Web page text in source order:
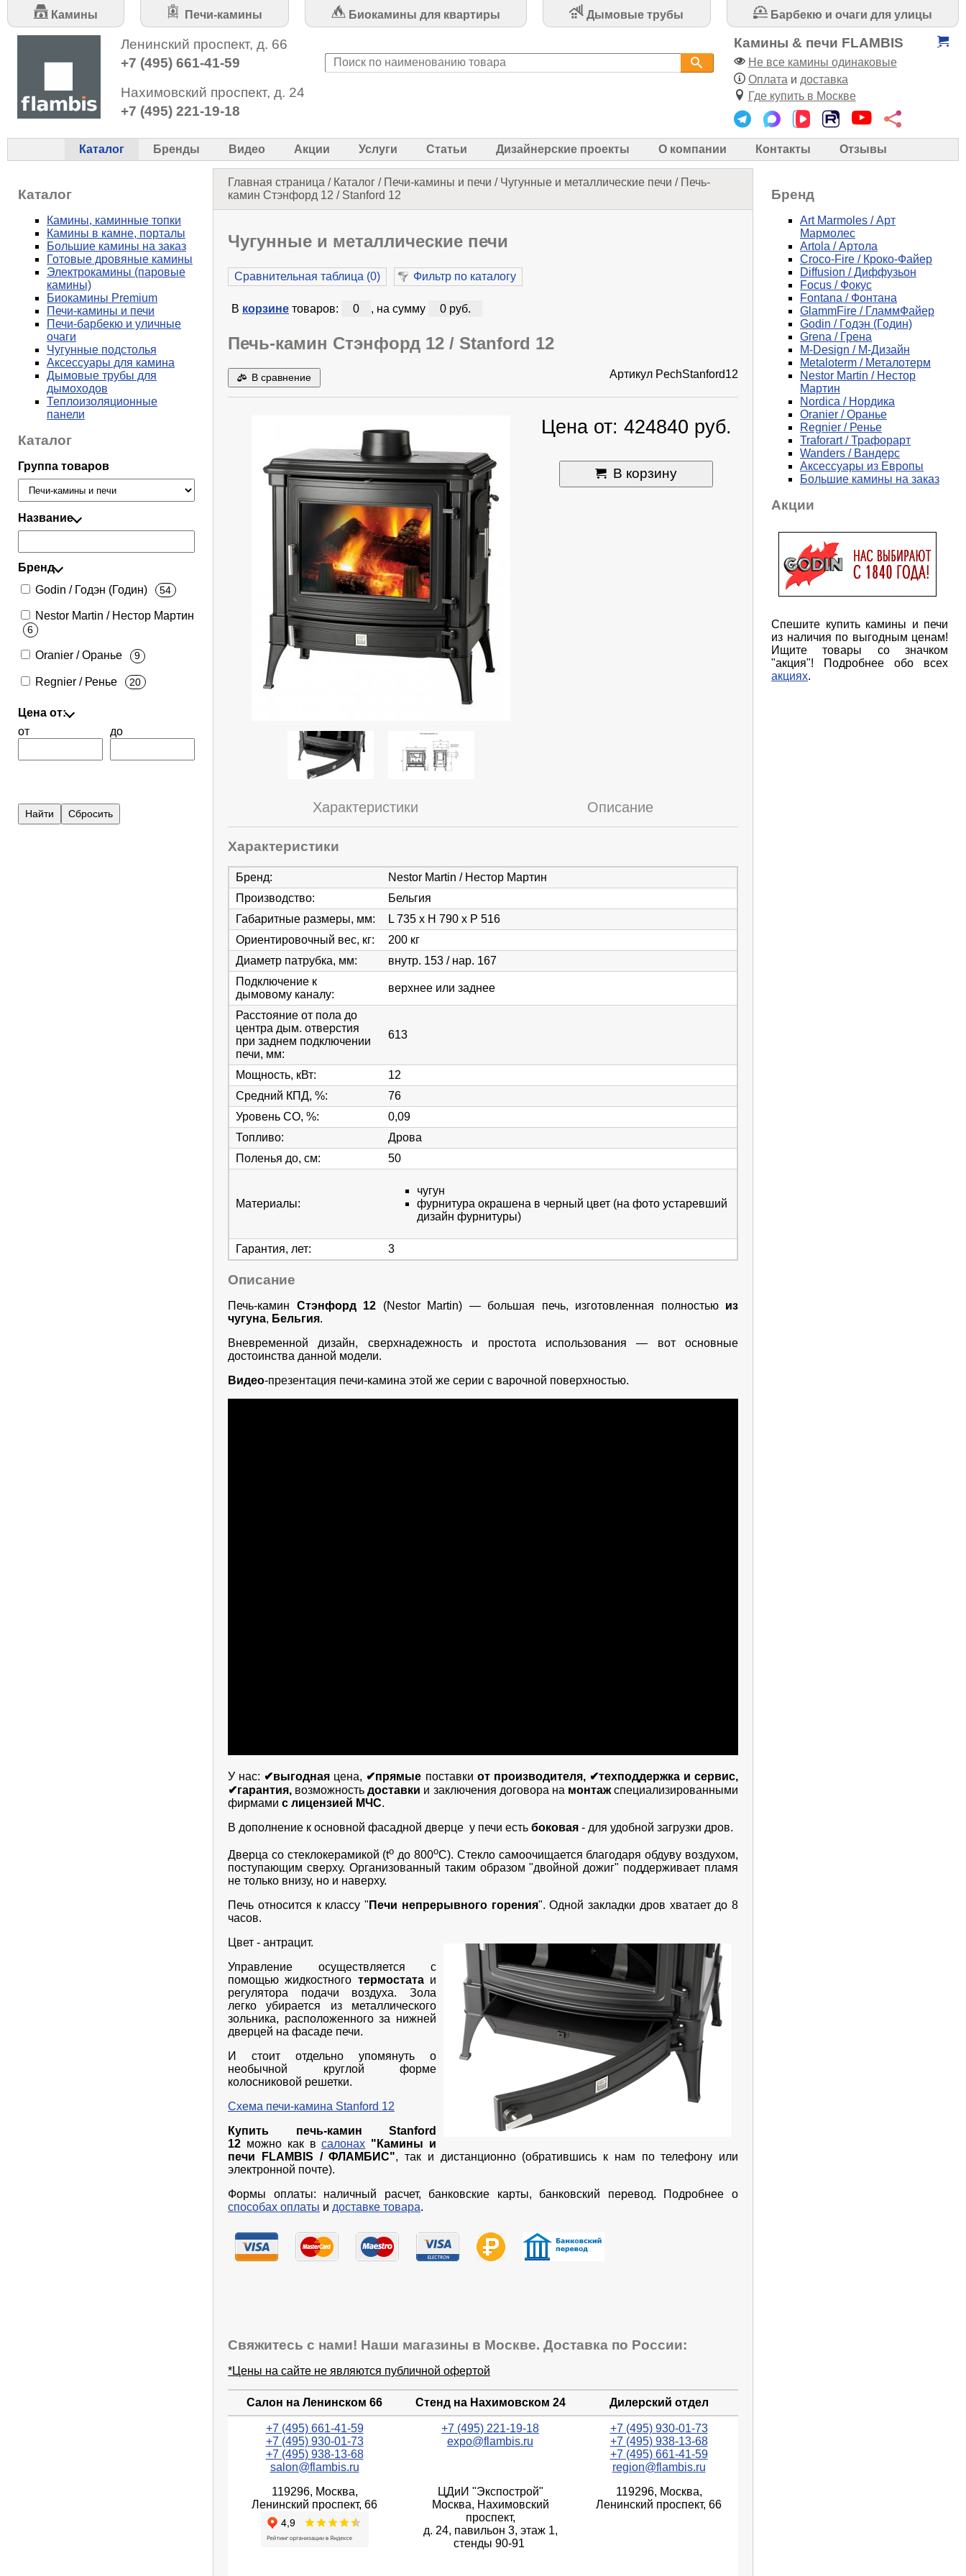
Камины Печи-камины Биокамины для квартиры Дымовые трубы Барбекю и очаги для улицы
Ленинский проспект, д. 66
+7 (495) 661-41-59
Нахимовский проспект, д. 24
+7 (495) 221-19-18
Камины & печи FLAMBIS
Не все камины одинаковые
Оплата и доставка
Где купить в Москве
Каталог Бренды Видео Акции Услуги Статьи Дизайнерские проекты О компании Контакты Отзывы
Главная страница / Каталог / Печи-камины и печи / Чугунные и металлические печи / Печь-
камин Стэнфорд 12 / Stanford 12
Чугунные и металлические печи
Сравнительная таблица (0) Фильтр по каталогу
В корзинетоваров: 0 , на сумму 0 руб.
Печь-камин Стэнфорд 12 / Stanford 12
В сравнение Артикул PechStanford12
Цена от: 424840 руб.
В корзину
Характеристики Описание
Характеристики
Бренд:
Nestor Martin / Нестор Мартин
Производство:
Бельгия
Габаритные размеры, мм:
L 735 x H 790 x P 516
Ориентировочный вес, кг:
200 кг
Диаметр патрубка, мм:
внутр. 153 / нар. 167
Подключение к
дымовому каналу:
верхнее или заднее
Расстояние от пола до
центра дым. отверстия
при заднем подключении
печи, мм:
613
Мощность, кВт:
12
Средний КПД, %:
76
Уровень СО, %:
0,09
Топливо:
Дрова
Поленья до, см: 50
Материалы:
чугун
фурнитура окрашена в черный цвет (на фото устаревший
дизайн фурнитуры)
Гарантия, лет: 3
Описание
Печь-камин Стэнфорд 12 (Nestor Martin) —большая печь, изготовленная полностью из
чугуна, Бельгия.
Вневременной дизайн, сверхнадежность и простота использования — вот основные
достоинства данной модели.
Видео-презентация печи-камина этой же серии с варочной поверхностью.
У нас: ✔выгодная цена, ✔прямые поставки от производителя, ✔техподдержка и сервис,
✔гарантия, возможностьдоставки и заключения договора на монтажспециализированными
фирмами с лицензией МЧС.
В дополнение к основной фасадной дверце у печи есть боковая - для удобной загрузки дров.
Дверца со стеклокерамикой (tо до 800оС). Стекло самоочищается благодаря обдуву воздухом,
поступающим сверху. Организованный таким образом "двойной дожиг" поддерживает пламя
не только внизу, но и наверху.
Печь относится к классу " Печи непрерывного горения". Одной закладки дров хватает до 8
часов.
Цвет - антрацит.
Управление осуществляется с
помощью жидкостного термостатаи
регулятора подачи воздуха. Зола
легко убирается из металлического
зольника, расположенного за нижней
дверцей на фасаде печи.
И стоит отдельно упомянуть о
необычной круглой форме
колосниковой решетки.
Схема печи-камина Stanford 12
Купить печь-камин Stanford
12 можно как всалонах "Камины и
печи FLAMBIS / ФЛАМБИС", так и дистанционно (обратившись к нам по телефону или
электронной почте).
Формы оплаты: наличный расчет, банковские карты, банковский перевод. Подробнее о
способах оплаты и доставке товара.
Свяжитесь с нами! Наши магазины в Москве. Доставка по России:
*Цены на сайте не являются публичной офертой
Салон на Ленинском 66 Стенд на Нахимовском 24 Дилерский отдел
+7 (495) 661-41-59
+7 (495) 930-01-73
+7 (495) 938-13-68
salon@flambis.ru
+7 (495) 221-19-18
expo@flambis.ru
+7 (495) 930-01-73
+7 (495) 938-13-68
+7 (495) 661-41-59
region@flambis.ru
119296, Москва,
Ленинский проспект, 66
ЦДиИ "Экспострой"
Москва, Нахимовский
проспект,
д. 24, павильон 3, этаж 1,
стенды 90-91
119296, Москва,
Ленинский проспект, 66
Каталог
Камины, каминные топки
Камины в камне, порталы
Большие камины на заказ
Готовые дровяные камины
Электрокамины (паровые
камины)
Биокамины Premium
Печи-камины и печи
Печи-барбекю и уличные
очаги
Чугунные подстолья
Аксессуары для камина
Дымовые трубы для
дымоходов
Теплоизоляционные
панели
Каталог
Группа товаров
Название
Бренд
Godin / Годэн (Годин)
54
Nestor Martin / Нестор Мартин
6
Oranier / Оранье 9
Regnier / Ренье 20
Цена от:
от
до
Бренд
Art Marmoles / Арт
Мармолес
Artola / Артола
Croco-Fire / Кроко-Файер
Diffusion / Диффузьон
Focus / Фокус
Fontana / Фонтана
GlammFire / ГламмФайер
Godin / Годэн (Годин)
Grena / Грена
M-Design / М-Дизайн
Metaloterm / Металотерм
Nestor Martin / Нестор
Мартин
Nordica / Нордика
Oranier / Оранье
Regnier / Ренье
Traforart / Трафорарт
Wanders / Вандерс
Аксессуары из Европы
Большие камины на заказ
Акции
Спешите купить камины и печи
из наличия по выгодным ценам!
Ищите товары со значком
"акция"! Подробнее обо всех
акциях.